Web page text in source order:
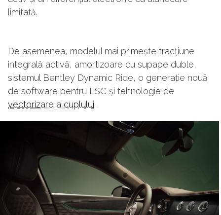
limitată.
De asemenea, modelul mai primește tracțiune
integrală activă, amortizoare cu supape duble,
sistemul Bentley Dynamic Ride, o generație nouă
de software pentru ESC și tehnologie de
vectorizare a cuplului.